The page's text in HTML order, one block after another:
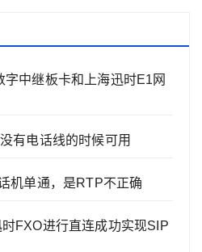
中继板卡和上海迅时E1网
有电话线的时候可用
机单通，是RTP不正确
FXO进行直连成功实现SIP